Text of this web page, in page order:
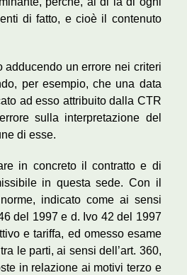
di fatto, e cioè il contenuto
adducendo un errore nei criteri
per esempio, che una data
ad esso attribuito dalla CTR
sulla interpretazione del
di esse.
in concreto il contratto e di
in questa sede. Con il
indicato come ai sensi
del 1997 e d. Ivo 42 del 1997
e tariffa, ed omesso esame
le parti, ai sensi dell’art. 360,
in relazione ai motivi terzo e